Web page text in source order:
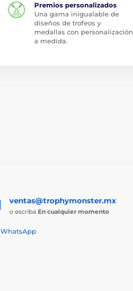
Premios personalizados
Una gama inigualable de
diseños de trofeos y
medallas con personalización
a medida.
ventas@trophymonster.mx
o escriba En cualquier momento
WhatsApp